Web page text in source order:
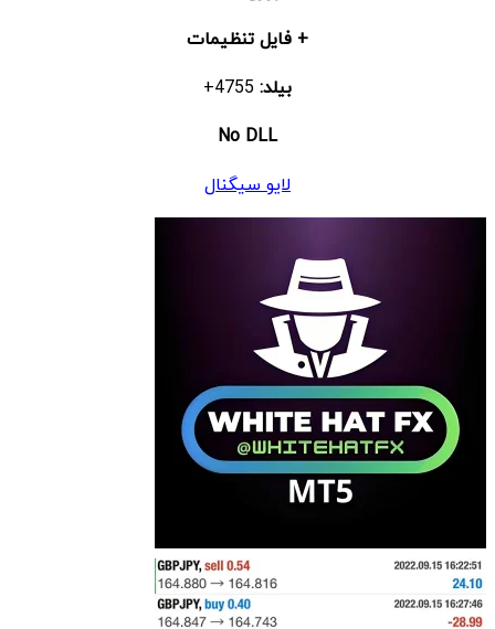
+ فایل تنظیمات
بیلد:
No DLL
لایو سیگنال